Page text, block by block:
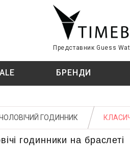
Представник Guess
БРЕНДИ
T
ГОДИННИК
годинники на браслеті